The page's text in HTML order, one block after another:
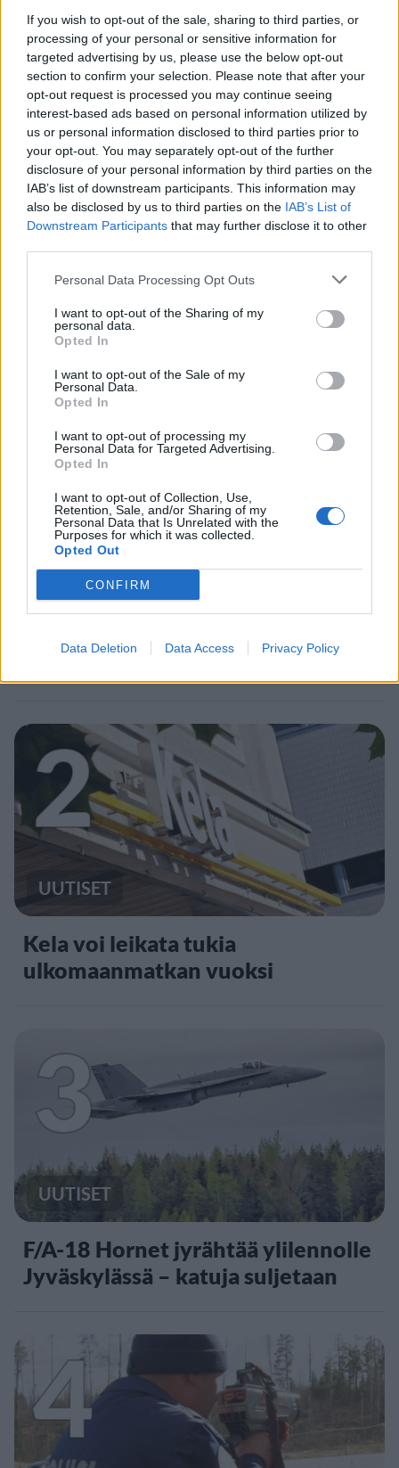
If you wish to opt-out of the sale, sharing to third parties, or
processing of your personal or sensitive information for
targeted advertising by us, please use the below opt-out
section to confirm your selection. Please note that after your
opt-out request is processed you may continue seeing
interest-based ads based on personal information utilized by
us or personal information disclosed to third parties prior to
your opt-out. You may separately opt-out of the further
disclosure of your personal information by third parties on the
IAB’s list of downstream participants. This information may
also be disclosed by us to third parties on the IAB’s List of
Downstream Participants that may further disclose it to other
Personal Data Processing Opt Outs
I want to opt-out of the Sharing of my
personal data.
Opted In
I want to opt-out of the Sale of my
Personal Data.
Opted In
I want to opt-out of processing my
Personal Data for Targeted Advertising.
Opted In
I want to opt-out of Collection, Use,
Retention, Sale, and/or Sharing of my
Personal Data that Is Unrelated with the
Purposes for which it was collected.
Opted Out
CONFIRM
Data Deletion Data Access Privacy Policy
1
MATKAILU
Maailman eniten matkustaneet
valitsivat suosikkikohteensa –
2
UUTISET
Kela voi leikata tukia
ulkomaanmatkan vuoksi
3
UUTISET
F/A-18 Hornet jyrähtää ylilennolle
Jyväskylässä – katuja suljetaan
4